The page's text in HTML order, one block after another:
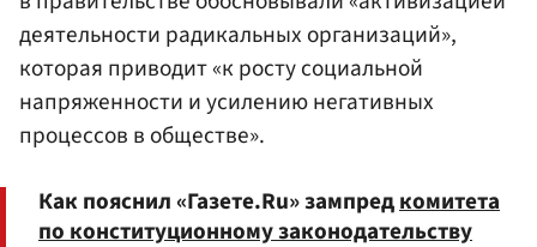
деятельности радикальных организаций»,
которая приводит «к росту социальной
напряженности и усилению негативных
процессов в обществе».
Как пояснил «Газете.Ru» зампредкомитета
по конституционному законодательству